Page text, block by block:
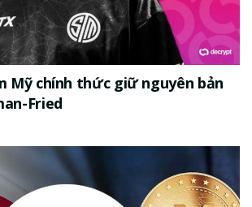
Mỹ chính thức giữ nguyên bản
Fried